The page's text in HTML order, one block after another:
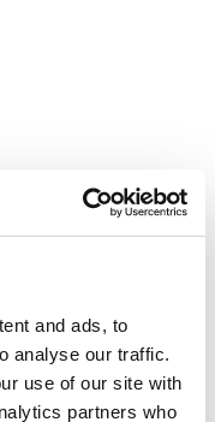
and ads, to
analyse our traffic.
use of our site with
partners who